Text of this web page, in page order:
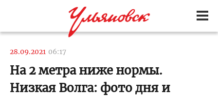
28.09.2021 06:17
На 2 метра ниже нормы.
Низкая Волга: фото дня и